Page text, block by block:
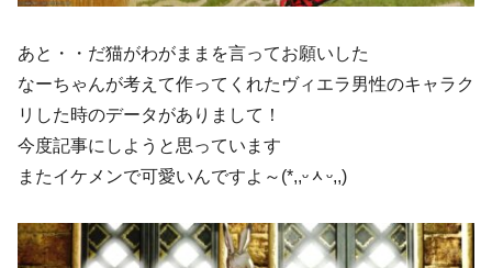
あと・・だ猫がわがままを言ってお願いした
なーちゃんが考えて作ってくれたヴィエラ男性のキャラク
リした時のデータがありまして！
今度記事にしようと思っています
またイケメンで可愛いんですよ～(*,,ᵕᆺᵕ,,)